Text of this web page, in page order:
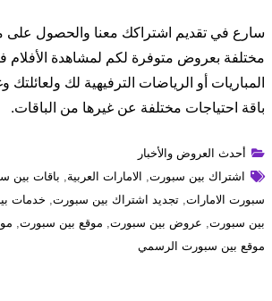
سارع في تقديم اشتراكك معنا والحصول على
مختلفة بعروض متوفرة لكم لمشاهدة الأفلام
المباريات أو الرياضات الترفيهية لك
باقة احتياجات مختلفة عن غيرها من الباقات.
أحدث العروض والأخبار
اشتراك بين سبورت الامارات العربية باقات بين
سبورت الامارات تجديد اشتراك بين سبورت خدمات
بين سبورت عروض بين سبورت موقع بين سبورت
موقع بين سبورت الرسمي